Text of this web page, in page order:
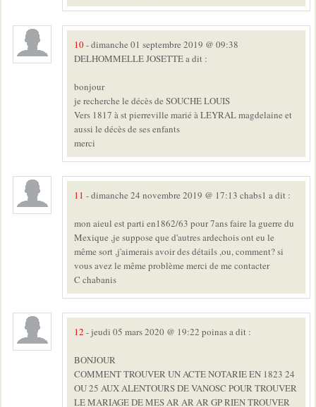
10- dimanche 01 septembre 2019 @ 09:38
DELHOMMELLE JOSETTE a dit :
bonjour
je recherche le décès de SOUCHE LOUIS
Vers 1817 à st pierreville marié à LEYRAL magdelaine et
aussi le décès de ses enfants
merci
11 - dimanche 24 novembre 2019 @ 17:13 chabs1 a dit :
mon aieul est parti en1862/63 pour 7ans faire la guerre du
Mexique ,je suppose que d'autres ardechois ont eu le
même sort ,j'aimerais avoir des détails ,ou, comment? si
vous avez le même problème merci de me contacter
C chabanis
12 - jeudi 05 mars 2020 @ 19:22 poinas a dit :
BONJOUR
COMMENT TROUVER UN ACTE NOTARIE EN 1823 24
OU 25 AUX ALENTOURS DE VANOSC POUR TROUVER
LE MARIAGE DE MES AR AR AR GP RIEN TROUVER